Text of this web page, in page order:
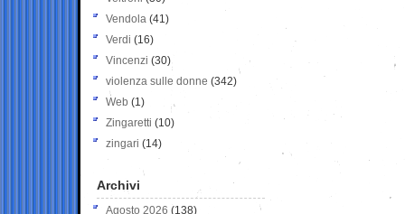
Vendola (41)
Verdi (16)
Vincenzi (30)
violenza sulle donne (342)
Web (1)
Zingaretti (10)
zingari (14)
Archivi
Agosto 2026 (138)